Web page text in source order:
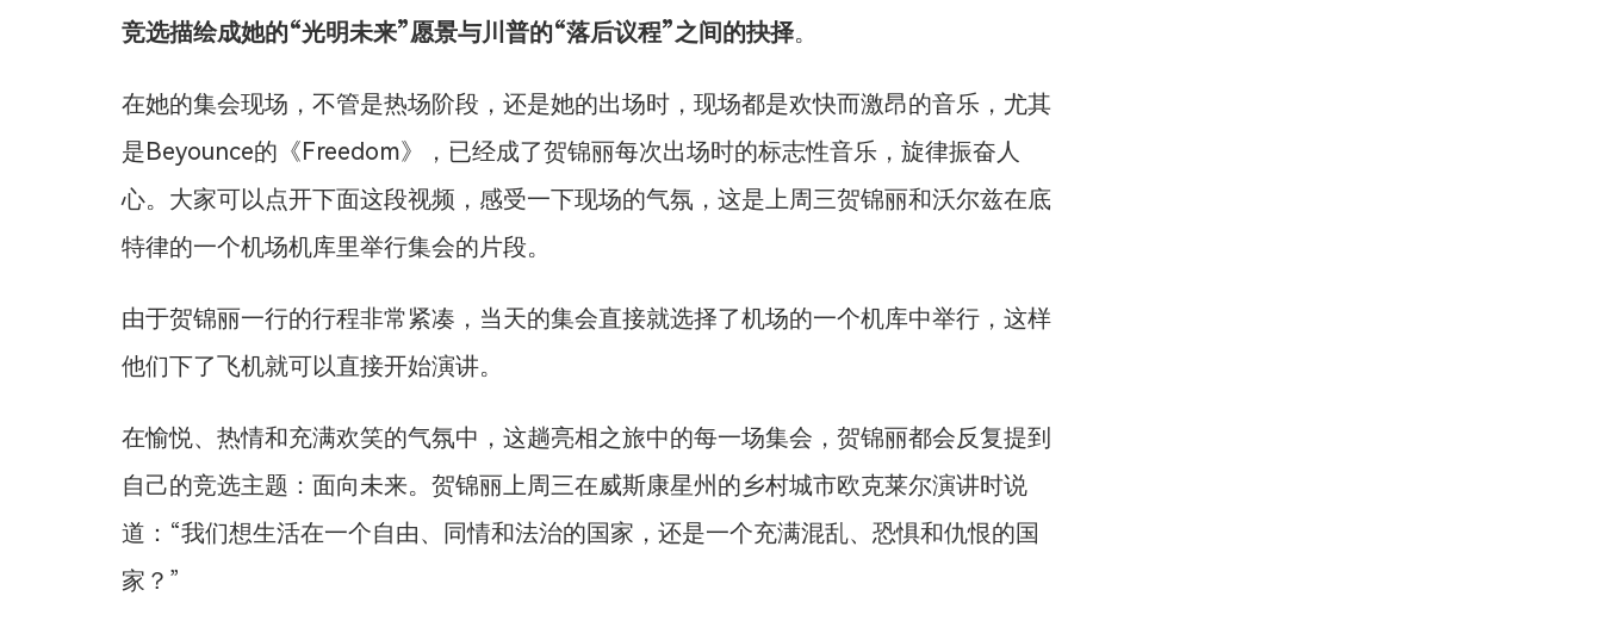
竞选描绘成她的“光明未来”愿景与川普的“落后议程”之间的抉择。
在她的集会现场，不管是热场阶段，还是她的出场时，现场都是欢快而激昂的音乐，尤其
是Beyounce的《Freedom》，已经成了贺锦丽每次出场时的标志性音乐，旋律振奋人
心。大家可以点开下面这段视频，感受一下现场的气氛，这是上周三贺锦丽和沃尔兹在底
特律的一个机场机库里举行集会的片段。
由于贺锦丽一行的行程非常紧凑，当天的集会直接就选择了机场的一个机库中举行，这样
他们下了飞机就可以直接开始演讲。
在愉悦、热情和充满欢笑的气氛中，这趟亮相之旅中的每一场集会，贺锦丽都会反复提到
自己的竞选主题：面向未来。贺锦丽上周三在威斯康星州的乡村城市欧克莱尔演讲时说
道：“我们想生活在一个自由、同情和法治的国家，还是一个充满混乱、恐惧和仇恨的国
家？”